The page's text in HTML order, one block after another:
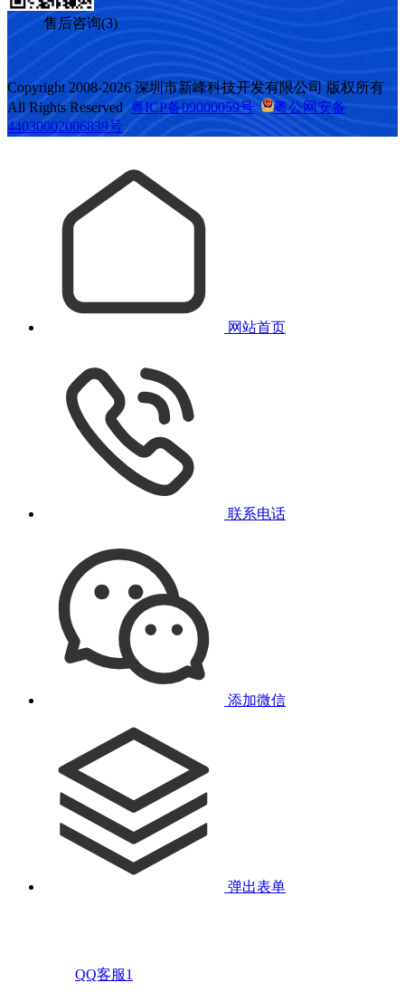
售后咨询(3)
Copyright 2008-2026 深圳市新峰科技开发有限公司 版权所有
All Rights Reserved 粤ICP备09000059号
粤公网安备
44030002006839号
网站首页
联系电话
添加微信
弹出表单
QQ客服1